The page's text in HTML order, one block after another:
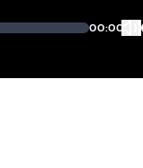
00:00